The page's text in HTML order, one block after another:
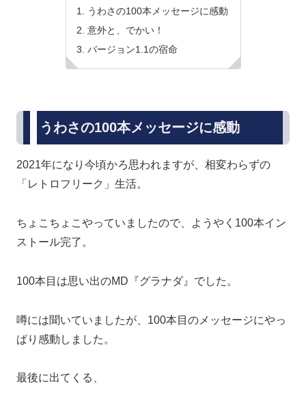
うわさの100本メッセージに感動
意外と、でかい！
バージョン1.1の宿命
うわさの100本メッセージに感動
2021年になり今頃かろ思われますが、相変わらずの
「レトロフリーク」生活。
ちょこちょこやっていましたので、ようやく100本イン
ストール完了。
100本目は思い出のMD『グラナダ』でした。
噂には聞いていましたが、100本目のメッセージにやっ
ぱり感動しました。
最後に出てくる、